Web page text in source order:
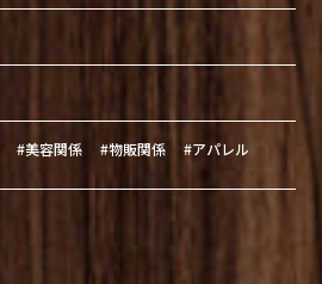
#美容関係 #物販関係 #アパレル